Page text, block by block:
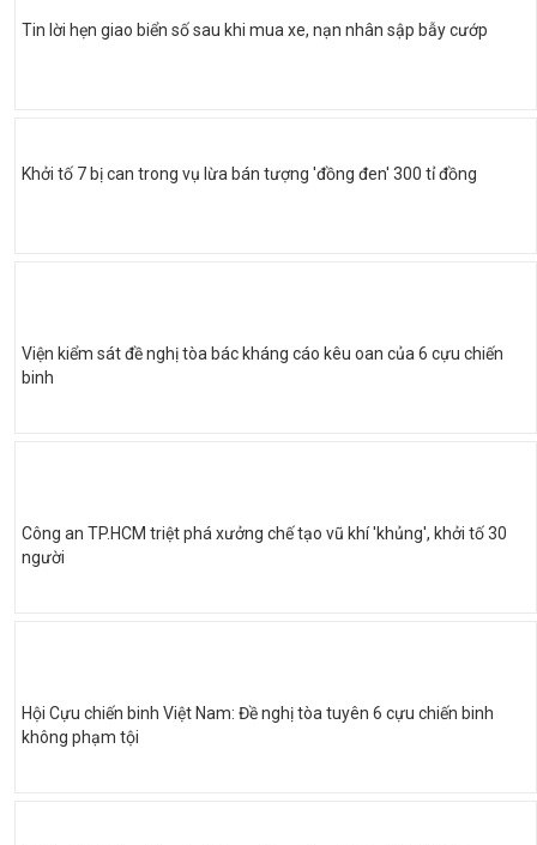
Tin lời hẹn giao biển số sau khi mua xe, nạn nhân sập bẫy cướp
Khởi tố 7 bị can trong vụ lừa bán tượng 'đồng đen' 300 tỉ đồng
Viện kiểm sát đề nghị tòa bác kháng cáo kêu oan của 6 cựu chiến
binh
Công an TP.HCM triệt phá xưởng chế tạo vũ khí 'khủng', khởi tố 30
người
Hội Cựu chiến binh Việt Nam: Đề nghị tòa tuyên 6 cựu chiến binh
không phạm tội